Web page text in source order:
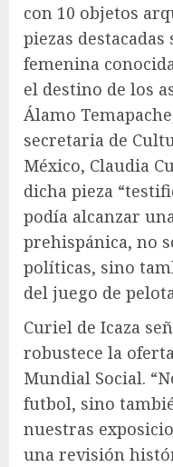
con 10 objetos
piezas
femenina
el destino de los
Álamo
secretaria de
México, Claudia
dicha pieza
podía alcanzar
prehispánica, no
políticas, sino
del juego de
Curiel de Icaza
robustece la
Mundial Social.
futbol, sino
nuestras
una revisión